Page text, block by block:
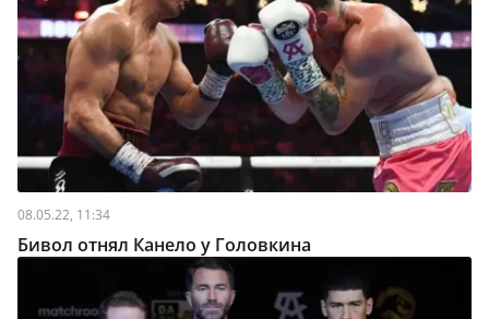
08.05.22, 11:34
Бивол отнял Канело у Головкина